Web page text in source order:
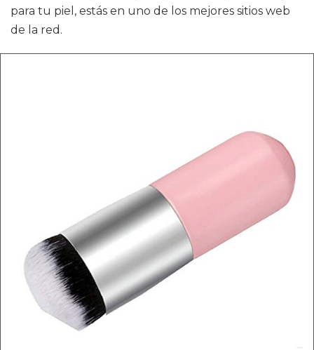
para tu piel, estás en uno de los mejores sitios web
de la red.